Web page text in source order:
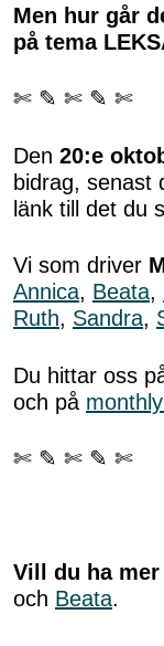
Men hur går
på tema
✄ ✎ ✄ ✎ ✄
Den 20:e
bidrag, senast
länk till det du
Vi som driver
Annica, Beata,
Ruth, Sandra,
Du hittar oss
och på
✄ ✎ ✄ ✎ ✄
Vill du ha
och Beata.